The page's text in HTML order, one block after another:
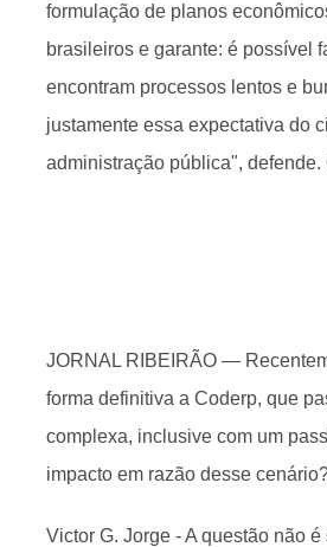
formulação de planos
brasileiros e garante: é possível
encontram processos lentos e
justamente essa expectativa do
administração pública",
JORNAL RIBEIRÃO —
forma definitiva a Coderp, que
complexa, inclusive com um
impacto em razão desse
Victor G. Jorge - A questão não